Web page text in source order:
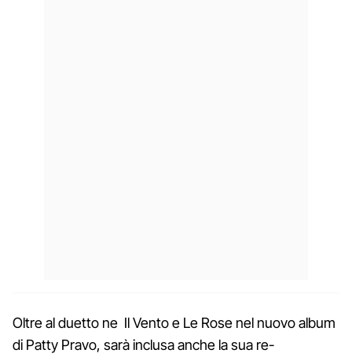
Oltre al duetto ne Il Vento e Le Rose nel nuovo album
di Patty Pravo, sarà inclusa anche la sua re-